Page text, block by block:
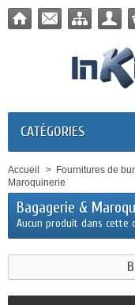
CATÉGORIES
Accueil > Fournitures de
Maroquinerie
Bagagerie &
Aucun produit dans cette